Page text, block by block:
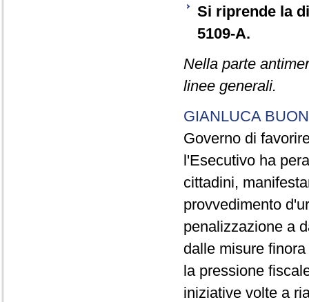
Si riprende la
5109-A.
Nella parte
linee generali.
GIANLUCA
Governo di
l'Esecutivo ha
cittadini,
provvedimento
penalizzazione a
dalle misure
la pressione
iniziative volte a